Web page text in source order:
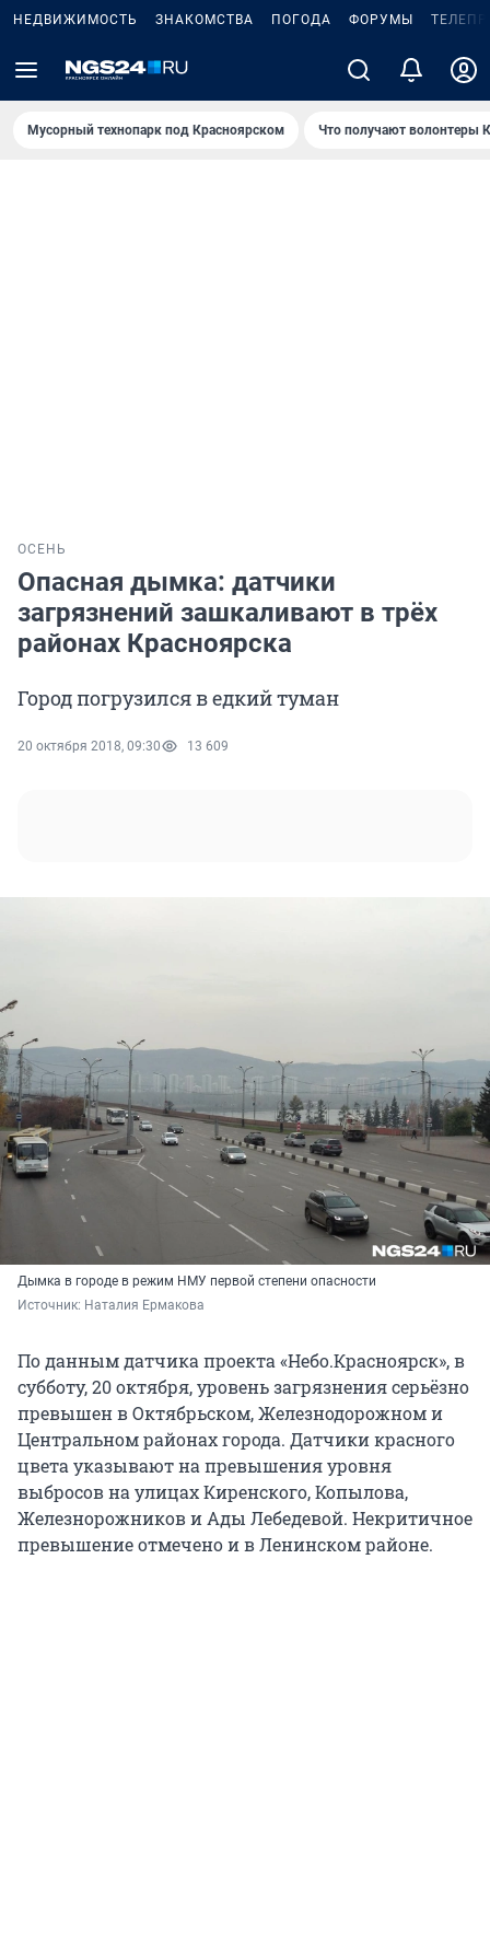
НЕДВИЖИМОСТЬ ЗНАКОМСТВА ПОГОДА ФОРУМЫ
Мусорный технопарк под Крaсноярском Что получают волонтеры
ОСЕНЬ
Опасная дымка: датчики
загрязнений зашкаливают в трёх
районах Красноярска
Город погрузился в едкий туман
20 октября 2018, 09:30 13 609
Дымка в городе в режим НМУ первой степени опасности
Источник: Наталия Ермакова
По данным датчика проекта «Небо.Красноярск», в
субботу, 20 октября, уровень загрязнения серьёзно
превышен в Октябрьском, Железнодорожном и
Центральном районах города. Датчики красного
цвета указывают на превышения уровня
выбросов на улицах Киренского, Копылова,
Железнорожников и Ады Лебедевой. Некритичное
превышение отмечено и в Ленинском районе.